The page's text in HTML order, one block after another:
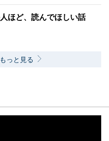
ほど、読んでほしい話
っと見る